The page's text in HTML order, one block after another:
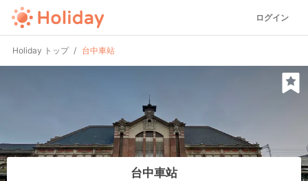
ログイン
Holiday トップ 台中車站
台中車站